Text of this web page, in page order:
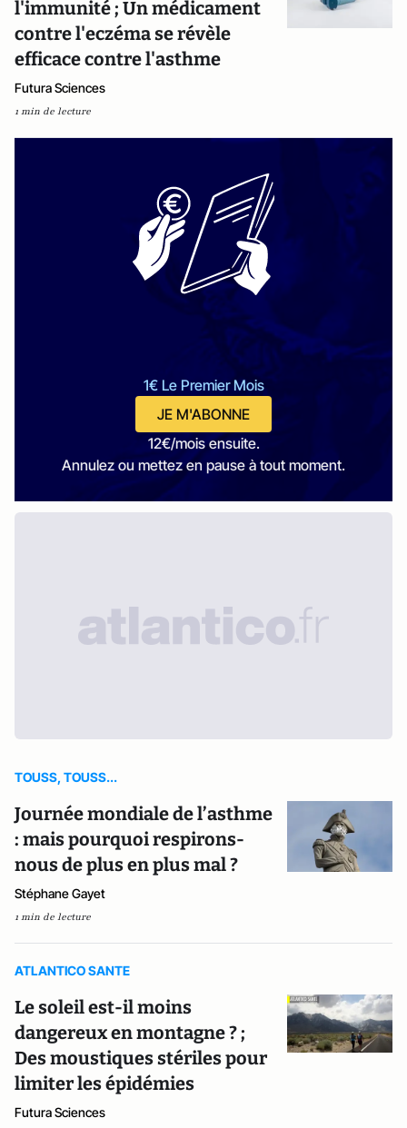
l'immunité ; Un médicament
contre l'eczéma se révèle
efficace contre l'asthme
Futura Sciences
1 min de lecture
1€ Le Premier Mois
JE M'ABONNE
12€/mois ensuite.
Annulez ou mettez en pause à tout moment.
TOUSS, TOUSS...
Journée mondiale de l’asthme
: mais pourquoi respirons-
nous de plus en plus mal ?
Stéphane Gayet
1 min de lecture
ATLANTICO SANTE
Le soleil est-il moins
dangereux en montagne ? ;
Des moustiques stériles pour
limiter les épidémies
Futura Sciences